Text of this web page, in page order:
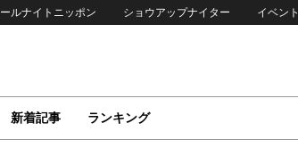
ルナイトニッポン ショウアップナイター イベント
新着記事 ランキング